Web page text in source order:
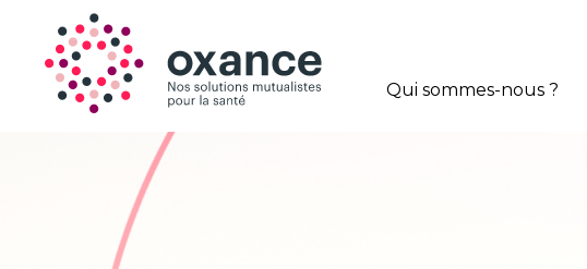
Qui sommes-nous ?